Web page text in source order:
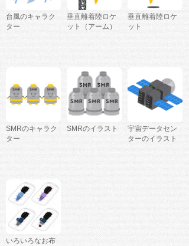
台風のキャラク
ター
垂直離着陸ロケ
ット（アーム）
垂直離着陸ロケ
ット
SMRのキャラク
ター
SMRのイラスト
宇宙データセン
ターのイラスト
いろいろなお布